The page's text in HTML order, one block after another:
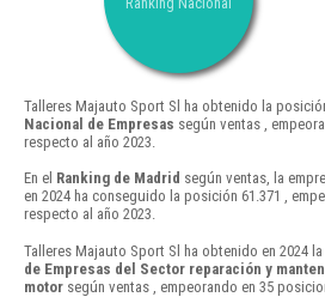
Talleres Majauto Sport Sl ha obtenido la
Nacional de Empresas según ventas ,
respecto al año 2023.
En el Ranking de Madrid según ventas, la
en 2024 ha conseguido la posición 61.371 ,
respecto al año 2023.
Talleres Majauto Sport Sl ha obtenido en 2024
de Empresas del Sector reparación y
motor según ventas , empeorando en 35